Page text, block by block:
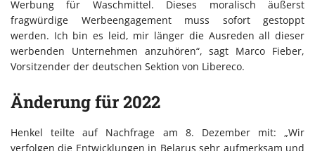
Werbung für Waschmittel. Dieses moralisch äußerst
fragwürdige Werbeengagement muss sofort gestoppt
werden. Ich bin es leid, mir länger die Ausreden all dieser
werbenden Unternehmen anzuhören“, sagt Marco Fieber,
Vorsitzender der deutschen Sektion von Libereco.
Änderung für 2022
Henkel teilte auf Nachfrage am 8. Dezember mit: „Wir
verfolgen die Entwicklungen in Belarus sehr aufmerksam und